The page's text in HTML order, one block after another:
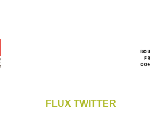
FLUX TWITTER